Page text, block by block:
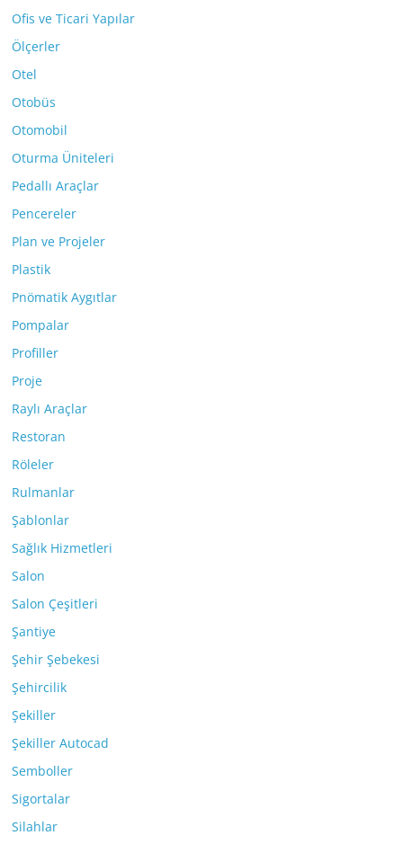
Ofis ve Ticari Yapılar
Ölçerler
Otel
Otobüs
Otomobil
Oturma Üniteleri
Pedallı Araçlar
Pencereler
Plan ve Projeler
Plastik
Pnömatik Aygıtlar
Pompalar
Profiller
Proje
Raylı Araçlar
Restoran
Röleler
Rulmanlar
Şablonlar
Sağlık Hizmetleri
Salon
Salon Çeşitleri
Şantiye
Şehir Şebekesi
Şehircilik
Şekiller
Şekiller Autocad
Semboller
Sigortalar
Silahlar